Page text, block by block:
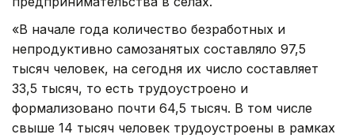
«В начале года количество безработных и
непродуктивно самозанятых составляло 97,5
тысяч человек, на сегодня их число составляет
33,5 тысяч, то есть трудоустроено и
формализовано почти 64,5 тысяч. В том числе
свыше 14 тысяч человек трудоустроены в рамках